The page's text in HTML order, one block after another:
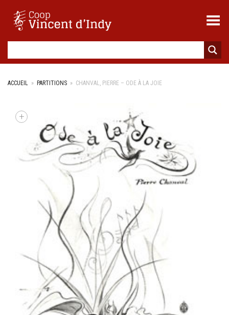
Toggle Menu
ACCUEIL » PARTITIONS » CHANVAL, PIERRE – ODE À LA JOIE
+